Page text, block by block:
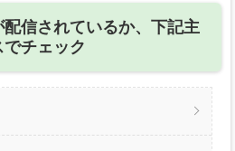
信されているか、下記主
チェック